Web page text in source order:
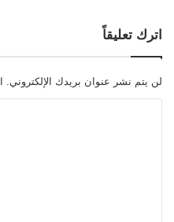
اترك تعليقاً
لن يتم نشر عنوان بريدك الإلكتروني.